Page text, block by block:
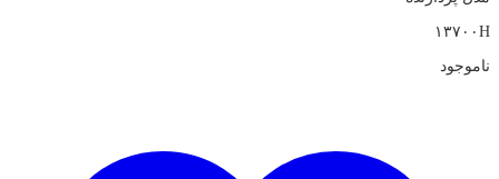
۱۳۷۰۰H
ناموجود